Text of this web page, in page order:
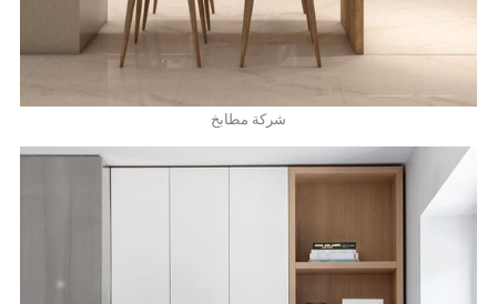
شركة مطابخ